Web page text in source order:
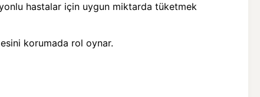
hastalar için uygun miktarda tüketmek
korumada rol oynar.